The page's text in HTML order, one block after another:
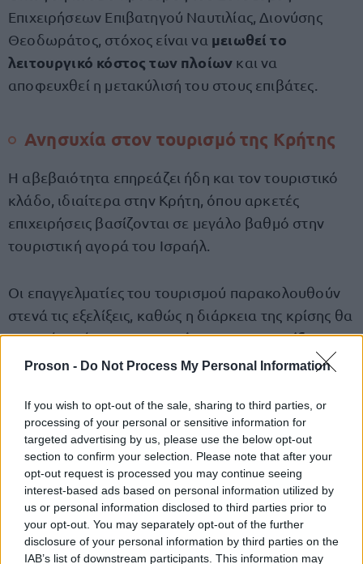
Proson - Do Not Process My Personal Information
If you wish to opt-out of the sale, sharing to third parties, or
processing of your personal or sensitive information for
targeted advertising by us, please use the below opt-out
section to confirm your selection. Please note that after your
opt-out request is processed you may continue seeing
interest-based ads based on personal information utilized by
us or personal information disclosed to third parties prior to
your opt-out. You may separately opt-out of the further
disclosure of your personal information by third parties on the
IAB’s list of downstream participants. This information may
Επιχειρήσεων Επιβατηγού Ναυτιλίας, Διονύσης
Θεοδωράτος, στόχος είναι να μειωθεί το
λειτουργικό κόστος των πλοίων και να
αποφευχθεί η μετακύλισή του στους επιβάτες.
Ανησυχία στον τουρισμό της Κρήτης
Η αβεβαιότητα επηρεάζει ήδη και τον τουριστικό
κλάδο, ιδιαίτερα στην Κρήτη, όπου αρκετές
επιχειρήσεις βασίζονται σε μεγάλο βαθμό στην
τουριστική αγορά του Ισραήλ.
Οι επαγγελματίες του τουρισμού παρακολουθούν
στενά τις εξελίξεις, καθώς η διάρκεια της κρίσης θα
επηρεάσει άμεσα τιςκρατήσεις και τις αφίξεις
επισκεπτών.
Ήδη αυξήσεις στα εισιτήρια των
ΚΤΕΛ
Παράλληλα, από χθες τέθηκαν σε ισχύ αυξήσεις και
στα εισιτήρια των ΚΤΕΛ, οι οποίες είχαν
αποφασιστεί από το Υπουργείο Υποδομών και
Μεταφορών πριν από την κλιμάκωση της κρίσης.